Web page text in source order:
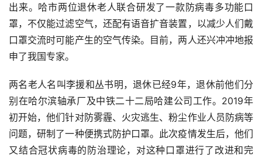
出来。哈市两位退休老人联合研发了一款防病毒多功能口
罩，不仅能过滤空气，还配有语音扩音装置，以减少人们戴
口罩交流时可能产生的空气传染。目前，两人还兴冲冲地报
申了我国专家。
两名老人名叫李援和丛书明，退休已经9年，退休前他们分
别在哈尔滨轴承厂及中铁二十二局哈建公司工作。2019年
初开始，他们针对防雾霾、火灾逃生、粉尘作业人员防病等
问题，研制了一种便携式防护口罩。此次疫情发生后，他们
又结合冠状病毒的防治理论，对这种口罩进行了改进和完